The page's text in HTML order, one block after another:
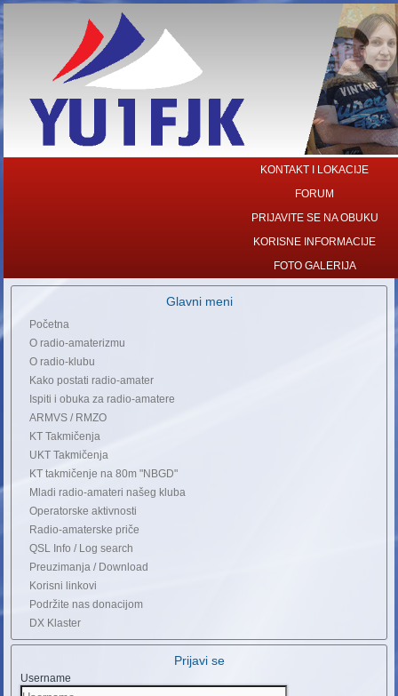
KONTAKT I LOKACIJE
FORUM
PRIJAVITE SE NA OBUKU
KORISNE INFORMACIJE
FOTO GALERIJA
Glavni meni
Početna
O radio-amaterizmu
O radio-klubu
Kako postati radio-amater
Ispiti i obuka za radio-amatere
ARMVS / RMZO
KT Takmičenja
UKT Takmičenja
KT takmičenje na 80m "NBGD"
Mladi radio-amateri našeg kluba
Operatorske aktivnosti
Radio-amaterske priče
QSL Info / Log search
Preuzimanja / Download
Korisni linkovi
Podržite nas donacijom
DX Klaster
Prijavi se
Username